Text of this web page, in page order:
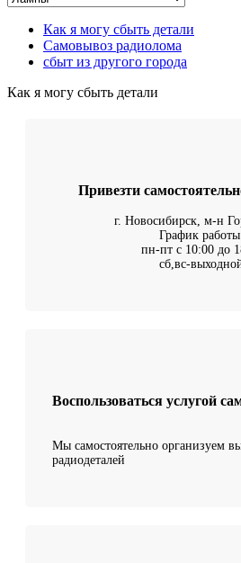
Как я могу сбыть детали
Самовывоз радиолома
сбыт из другого города
Как я могу сбыть детали
Привезти
г. Новосибирск, м-н
График
пн-пт с 10:00 до
сб,вс-
Воспользоваться услугой
Мы самостоятельно организуем
радиодеталей